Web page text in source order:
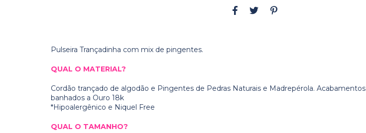
Pulseira Trançadinha com mix de pingentes.
QUAL O MATERIAL?
Cordão trançado de algodão e Pingentes de Pedras Naturais e Madrepérola. Acabamentos
banhados a Ouro 18k
*Hipoalergênico e Niquel Free
QUAL O TAMANHO?